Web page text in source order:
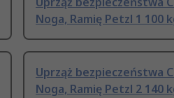
Noga, Ramię Petzl 1 100
Uprząż bezpieczeństwa
Noga, Ramię Petzl 2 140